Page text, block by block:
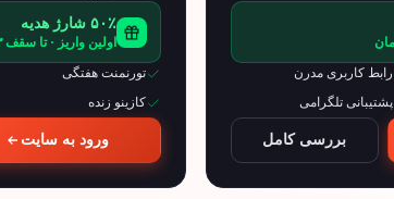
رابط کاربری مدرن
پشتیبانی تلگرامی
بررسی کامل
۵۰٪ شارژ هدیه
اولین واریز · تا سقف ۳ میلیون تومان
تورنمنت هفتگی
کازینو زنده
ورود به سایت